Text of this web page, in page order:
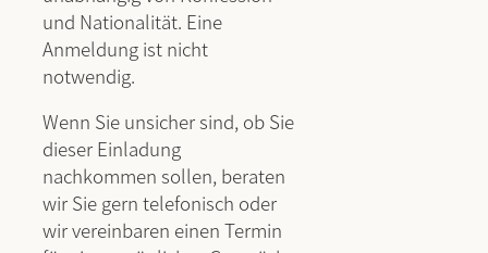
und Nationalität. Eine
Anmeldung ist nicht
notwendig.
Wenn Sie unsicher sind, ob Sie
dieser Einladung
nachkommen sollen, beraten
wir Sie gern telefonisch oder
wir vereinbaren einen Termin